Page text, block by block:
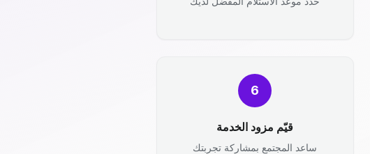
6
قيّم مزود الخدمة
ساعد المجتمع بمشاركة تجربتك